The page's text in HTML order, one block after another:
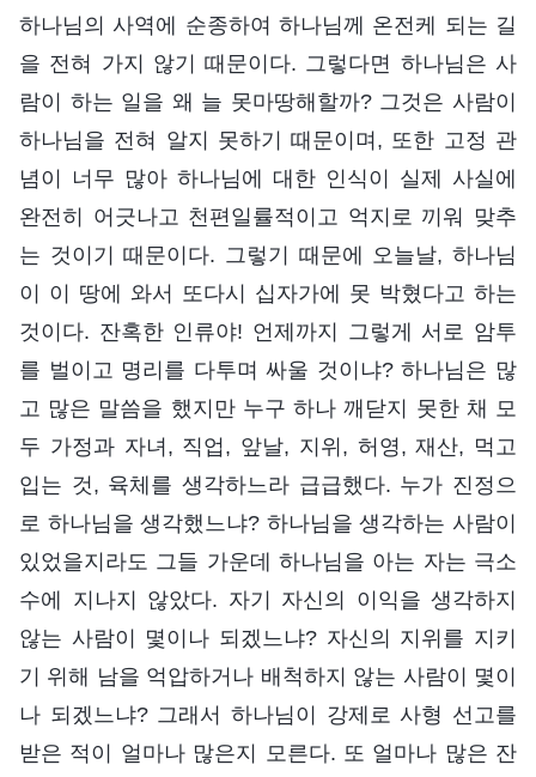
하나님의 사역에 순종하여 하나님께 온전케 되는 길
을 전혀 가지 않기 때문이다. 그렇다면 하나님은 사
람이 하는 일을 왜 늘 못마땅해할까? 그것은 사람이
하나님을 전혀 알지 못하기 때문이며, 또한 고정 관
념이 너무 많아 하나님에 대한 인식이 실제 사실에
완전히 어긋나고 천편일률적이고 억지로 끼워 맞추
는 것이기 때문이다. 그렇기 때문에 오늘날, 하나님
이 이 땅에 와서 또다시 십자가에 못 박혔다고 하는
것이다. 잔혹한 인류야! 언제까지 그렇게 서로 암투
를 벌이고 명리를 다투며 싸울 것이냐? 하나님은 많
고 많은 말씀을 했지만 누구 하나 깨닫지 못한 채 모
두 가정과 자녀, 직업, 앞날, 지위, 허영, 재산, 먹고
입는 것, 육체를 생각하느라 급급했다. 누가 진정으
로 하나님을 생각했느냐? 하나님을 생각하는 사람이
있었을지라도 그들 가운데 하나님을 아는 자는 극소
수에 지나지 않았다. 자기 자신의 이익을 생각하지
않는 사람이 몇이나 되겠느냐? 자신의 지위를 지키
기 위해 남을 억압하거나 배척하지 않는 사람이 몇이
나 되겠느냐? 그래서 하나님이 강제로 사형 선고를
받은 적이 얼마나 많은지 모른다. 또 얼마나 많은 잔